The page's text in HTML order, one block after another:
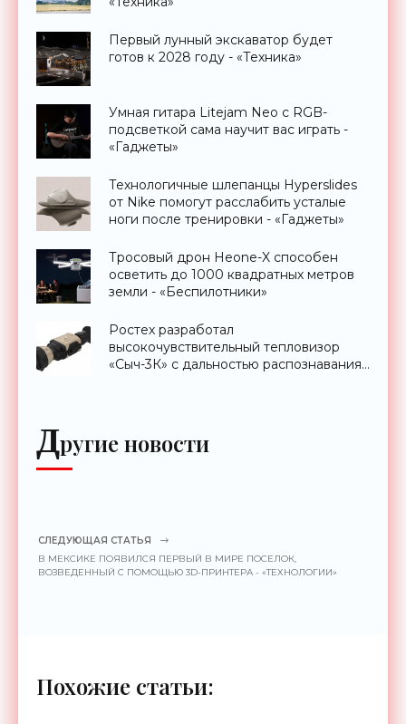
Первый лунный экскаватор будет
готов к 2028 году - «Техника»
Умная гитара Litejam Neo с RGB-
подсветкой сама научит вас играть -
«Гаджеты»
Технологичные шлепанцы Hyperslides
от Nike помогут расслабить усталые
ноги после тренировки - «Гаджеты»
Тросовый дрон Heone-X способен
осветить до 1000 квадратных метров
земли - «Беспилотники»
Ростех разработал
высокочувствительный тепловизор
«Сыч-3К» с дальностью распознавания
Другие новости
СЛЕДУЮЩАЯ СТАТЬЯ
В МЕКСИКЕ ПОЯВИЛСЯ ПЕРВЫЙ В МИРЕ ПОСЕЛОК,
ВОЗВЕДЕННЫЙ С ПОМОЩЬЮ 3D-ПРИНТЕРА - «ТЕХНОЛОГИИ»
Похожие статьи: